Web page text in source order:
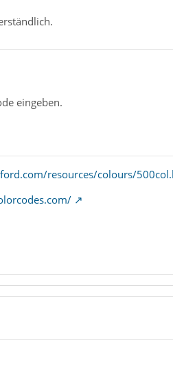
eingeben.
resources/colours/